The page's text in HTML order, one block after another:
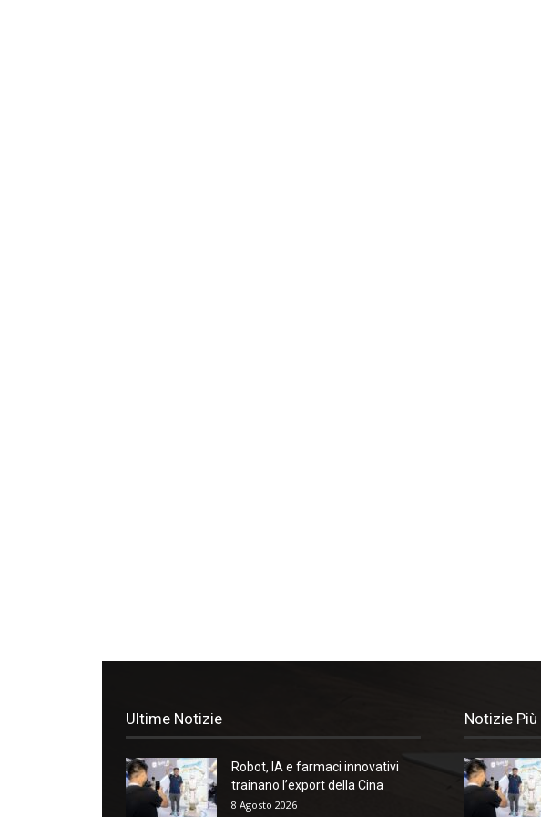
Ultime Notizie
Robot, IA e farmaci innovativi
trainano l’export della Cina
8 Agosto 2026
Notizie